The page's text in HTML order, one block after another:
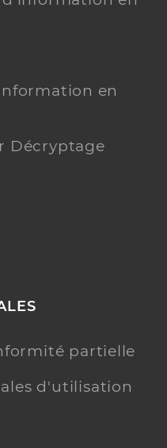
en
Décryptage
partielle
d'utilisation